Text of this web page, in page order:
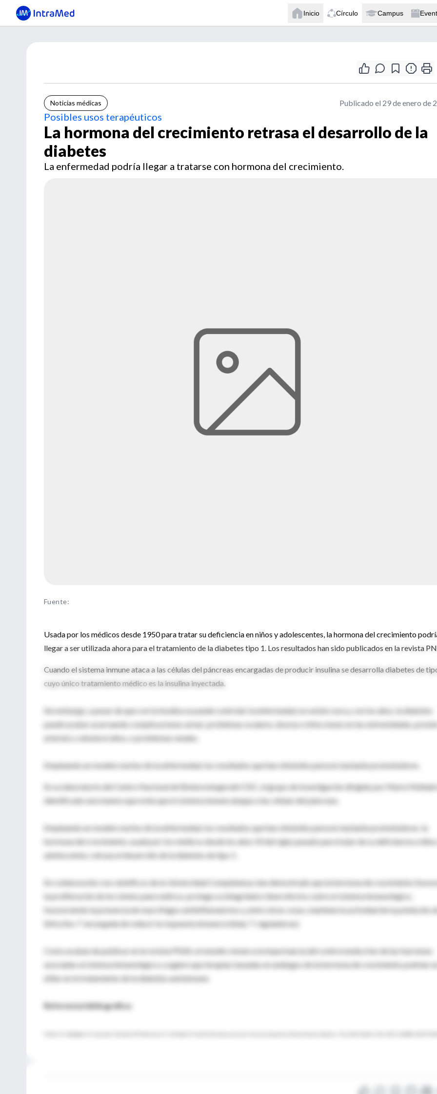
Inicio Círculo Campus
Noticias médicas Publicado el 29 de enero de
Posibles usos terapéuticos
La hormona del crecimiento retrasa el desarrollo de la
diabetes
La enfermedad podría llegar a tratarse con hormona del crecimiento.
Fuente:
Usada por los médicos desde 1950 para tratar su deficiencia en niños y adolescentes, la hormona del crecimiento
llegar a ser utilizada ahora para el tratamiento de la diabetes tipo 1. Los resultados han sido publicados en la revista
Cuando el sistema inmune ataca a las células del páncreas encargadas de producir insulina se desarrolla diabetes de
cuyo único tratamiento médico es la insulina inyectada.
Sin embargo, a pesar de que con la insulina se puede controlar la enfermedad, no existe cura y, con los años, la diabetes
puede acabar acarreando complicaciones serias: problemas oculares, úlceras e infecciones en las extremidades, presión
arterial y colesterol altos, o problemas renales.
Empleando un modelo murino de la enfermedad, los resultados que han obtenido parecen bastante prometedores.
En su laboratorio del Centro Nacional de Biotecnología del CSIC, el grupo de investigación dirigido por Mario Mellado
identificado una manera que evita que el sistema inmune ataque a las células del páncreas.
Empleando un modelo murino de la enfermedad, los resultados que han obtenido parecen bastante prometedores: la
hormona del crecimiento, usada por los médicos desde los años 50 del siglo pasado para tratar de su deficiencia a niños
adolescentes, retrasa el desarrollo de la diabetes de tipo 1.
En colaboración con científicos de la Universidad Complutense, han demostrado que la hormona de crecimiento
la proliferación de los islotes pancreáticos, protege su integridad y tiene efectos sobre el sistema inmunológico,
favoreciendo la presencia de macrófagos antiinflamatorios y, entre otras cosas, mantiene la actividad de la población
linfocitos T encargada de reducir la respuesta inmune (células T reguladoras).
Como acaban de publicar en la revista PNAS, el estudio remarca la importancia del control endocrino de las funciones
asociadas al sistema inmunológico y sugiere que terapias basadas en análogos de la hormona de crecimiento podrían
útiles en le tratamiento de la diabetes autoinmune.
Referencia bibliográfica: